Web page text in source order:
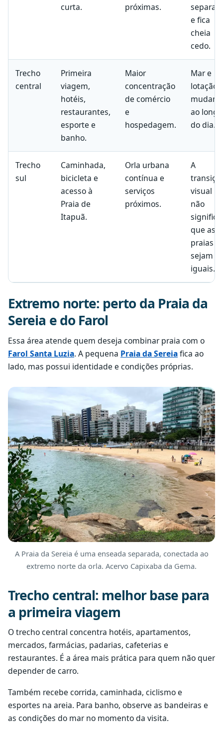
curta. próximas.
e fica
cheia
cedo.
Trecho
central
Primeira
viagem,
hotéis,
restaurantes,
esporte e
banho.
Maior
concentração
de comércio
e
hospedagem.
Mar e
lotação
mudam
ao longo
do dia.
Trecho
sul
Caminhada,
bicicleta e
acesso à
Praia de
Itapuã.
Orla urbana
contínua e
serviços
próximos.
A
visual
não
significa
que as
praias
sejam
iguais.
Extremo norte: perto da Praia da
Sereia e do Farol
Essa área atende quem deseja combinar praia com o
Farol Santa Luzia. A pequena Praia da Sereiafica ao
lado, mas possui identidade e condições próprias.
A Praia da Sereia é uma enseada separada, conectada ao
extremo norte da orla. Acervo Capixaba da Gema.
Trecho central: melhor base para
a primeira viagem
O trecho central concentra hotéis, apartamentos,
mercados, farmácias, padarias, cafeterias e
restaurantes. É a área mais prática para quem não quer
depender de carro.
Também recebe corrida, caminhada, ciclismo e
esportes na areia. Para banho, observe as bandeiras e
as condições do mar no momento da visita.